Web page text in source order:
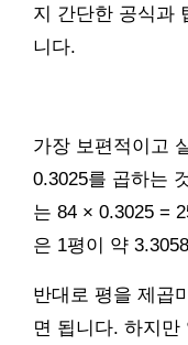
지 간단한 공식과
니다.
가장 보편적이고
0.3025를 곱하는
는 84 × 0.3025 =
은 1평이 약
반대로 평을 제곱
면 됩니다. 하지만